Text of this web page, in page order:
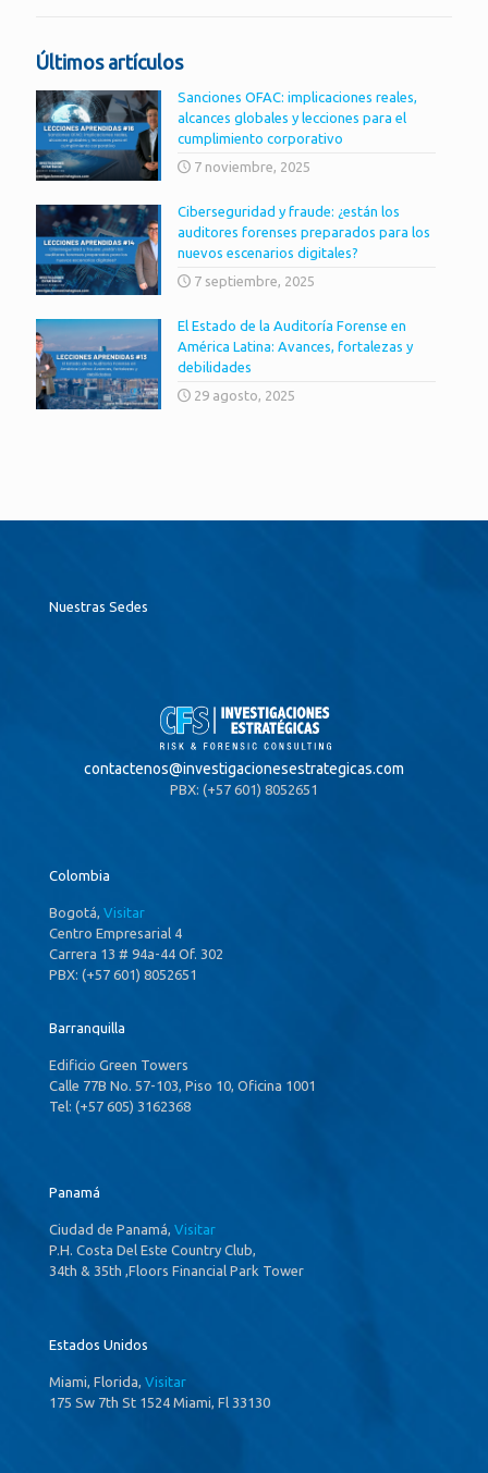
Últimos artículos
Sanciones OFAC: implicaciones reales,
alcances globales y lecciones para el
cumplimiento corporativo
7 noviembre, 2025
Ciberseguridad y fraude: ¿están los
auditores forenses preparados para los
nuevos escenarios digitales?
7 septiembre, 2025
El Estado de la Auditoría Forense en
América Latina: Avances, fortalezas y
debilidades
29 agosto, 2025
Nuestras Sedes
contactenos@investigacionesestrategicas.com
PBX: (+57 601) 8052651
Colombia
Bogotá, Visitar
Centro Empresarial 4
Carrera 13 # 94a-44 Of. 302
PBX: (+57 601) 8052651
Barranquilla
Edificio Green Towers
Calle 77B No. 57-103, Piso 10, Oficina 1001
Tel: (+57 605) 3162368
Panamá
Ciudad de Panamá, Visitar
P.H. Costa Del Este Country Club,
34th & 35th ,Floors Financial Park Tower
Estados Unidos
Miami, Florida, Visitar
175 Sw 7th St 1524 Miami, Fl 33130